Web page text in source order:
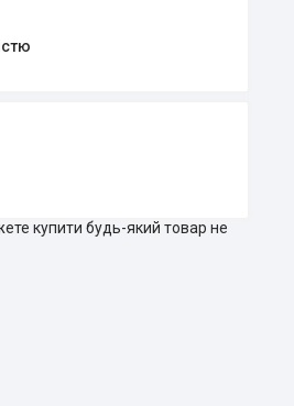
купити будь-який товар не